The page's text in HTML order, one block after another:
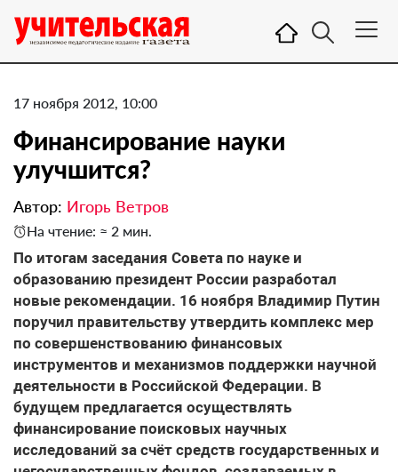
17 ноября 2012, 10:00
Финансирование науки
улучшится?
Автор: Игорь Ветров
На чтение: ≈ 2 мин.
По итогам заседания Совета по науке и
образованию президент России разработал
новые рекомендации. 16 ноября Владимир Путин
поручил правительству утвердить комплекс мер
по совершенствованию финансовых
инструментов и механизмов поддержки научной
деятельности в Российской Федерации. В
будущем предлагается осуществлять
финансирование поисковых научных
исследований за счёт средств государственных и